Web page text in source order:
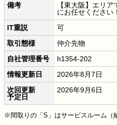
備考
【東大阪】エリ
にお任せください！
IT重説
可
取引態様
仲介先物
自社管理番号
h1354-202
情報更新日
2026年8月7日
次回更新
予定日
2026年9月6日
※間取りの「S」はサービスルーム（